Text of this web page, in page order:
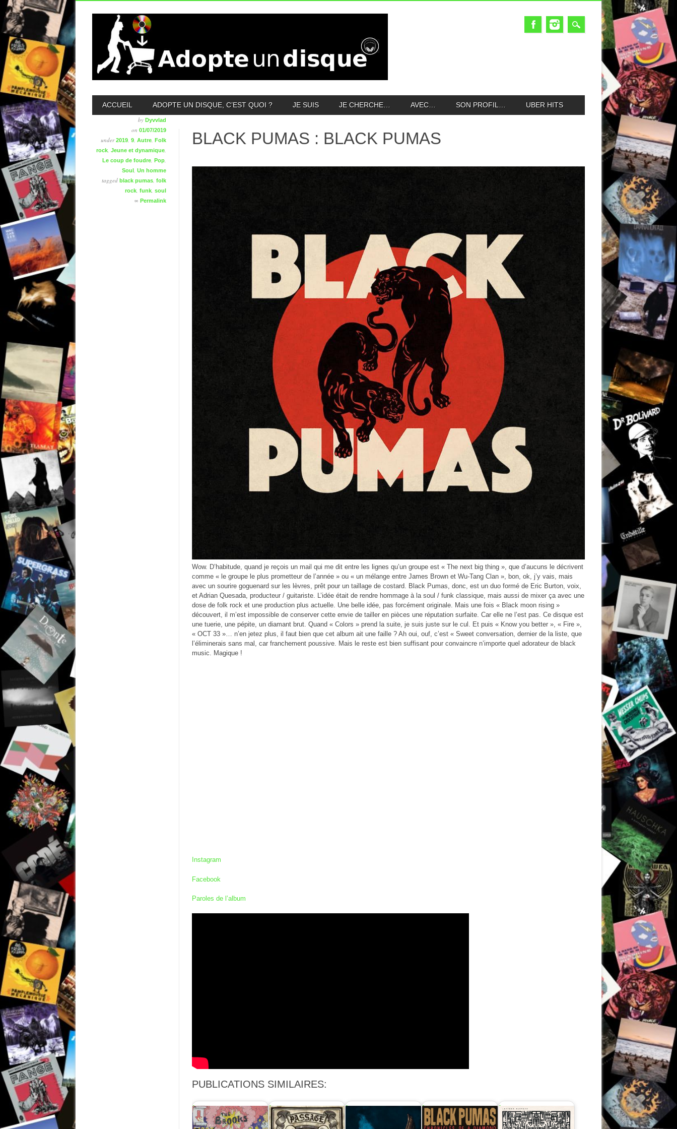
MAIN MENU
ACCUEIL ADOPTE UN DISQUE, C’EST QUOI ? JE SUIS JE CHERCHE… AVEC… SON PROFIL… UBER HITS
by Dyvvlad
on 01/07/2019
under2019 9 Autre Folk
rock Jeune et dynamique
Le coup de foudre Pop
Soul Un homme
tagged black pumas folk
rock funk soul
∞ Permalink
BLACK PUMAS : BLACK PUMAS
Wow. D’habitude, quand je reçois un mail qui me dit entre les lignes qu’un groupe est « The next big thing », que d’aucuns le décrivent
comme « le groupe le plus prometteur de l’année » ou « un mélange entre James Brown et Wu-Tang Clan », bon, ok, j’y vais, mais
avec un sourire goguenard sur les lèvres, prêt pour un taillage de costard. Black Pumas, donc, est un duo formé de Eric Burton, voix,
et Adrian Quesada, producteur / guitariste. L’idée était de rendre hommage à la soul / funk classique, mais aussi de mixer ça avec une
dose de folk rock et une production plus actuelle. Une belle idée, pas forcément originale. Mais une fois « Black moon rising »
découvert, il m’est impossible de conserver cette envie de tailler en pièces une réputation surfaite. Car elle ne l’est pas. Ce disque est
une tuerie, une pépite, un diamant brut. Quand « Colors » prend la suite, je suis juste sur le cul. Et puis « Know you better », « Fire »,
« OCT 33 »… n’en jetez plus, il faut bien que cet album ait une faille ? Ah oui, ouf, c’est « Sweet conversation, dernier de la liste, que
l’éliminerais sans mal, car franchement poussive. Mais le reste est bien suffisant pour convaincre n’importe quel adorateur de black
music. Magique !
Instagram
Facebook
Paroles de l’album
PUBLICATIONS SIMILAIRES: